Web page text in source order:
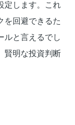
定します。これ
を回避できるた
ルと言えるでし
賢明な投資判断